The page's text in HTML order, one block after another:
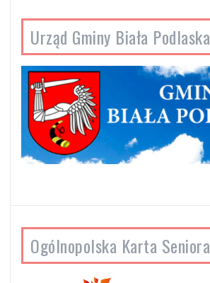
Urząd Gminy Biała Podlaska
Ogólnopolska Karta Seniora